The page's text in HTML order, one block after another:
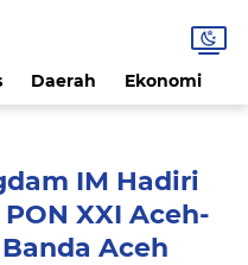
Daerah Ekonomi
IM Hadiri
XXI Aceh-
Aceh